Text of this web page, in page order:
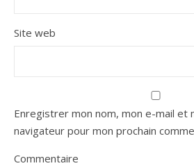
Site web
Enregistrer mon nom, mon e-mail et
navigateur pour mon prochain
Commentaire